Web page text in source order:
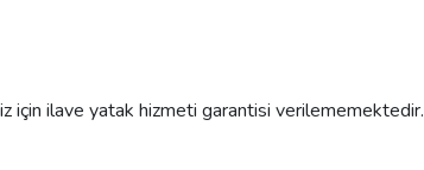
için ilave yatak hizmeti garantisi verilememektedir.